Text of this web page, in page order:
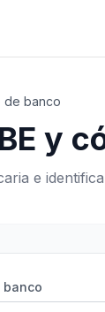
de banco
y
e
banco